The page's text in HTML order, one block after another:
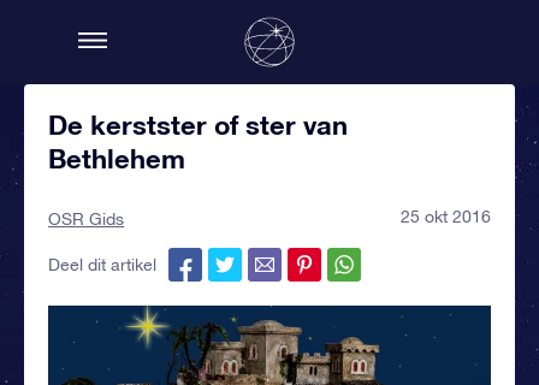
De kerstster of ster van
Bethlehem
OSR Gids 25 okt 2016
Deel dit artikel